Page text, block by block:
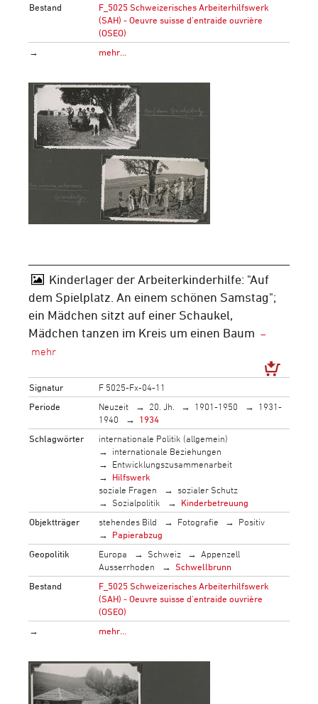
Bestand
F_5025 Schweizerisches Arbeiterhilfswerk
(SAH) - Oeuvre suisse d'entraide ouvrière
(OSEO)
→
mehr…
Kinderlager der Arbeiterkinderhilfe: "Auf
dem Spielplatz. An einem schönen Samstag";
ein Mädchen sitzt auf einer Schaukel,
Mädchen tanzen im Kreis um einen Baum
Signatur
F 5025-Fx-04-11
Periode
Neuzeit 20. Jh. 1901-1950
1931-
1940
1934
Schlagwörter
internationale Politik (allgemein)
internationale Beziehungen
Entwicklungszusammenarbeit
Hilfswerk
soziale Fragen
sozialer Schutz
Sozialpolitik
Kinderbetreuung
Objektträger
stehendes Bild Fotografie
Positiv
Papierabzug
Geopolitik
Europa Schweiz
Appenzell
Ausserrhoden
Schwellbrunn
Bestand
F_5025 Schweizerisches Arbeiterhilfswerk
(SAH) - Oeuvre suisse d'entraide ouvrière
(OSEO)
→
mehr…